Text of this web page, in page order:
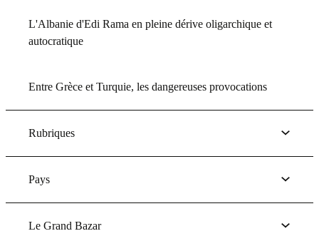
L'Albanie d'Edi Rama en pleine dérive oligarchique et
autocratique
Entre Grèce et Turquie, les dangereuses provocations
Rubriques
Pays
Le Grand Bazar